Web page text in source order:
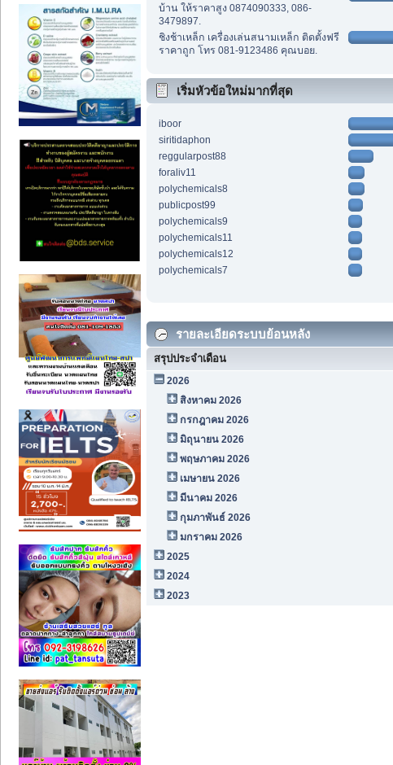
บ้าน ให้ราคาสูง 0874090333, 086-
3479897.
ชิงช้าเหล็ก เครื่องเล่นสนามเหล็ก ติดตั้งฟรี
ราคาถูก โทร 081-9123486 คุณบอย.
เริ่มหัวข้อใหม่มากที่สุด
iboor
siritidaphon
reggularpost88
foraliv11
polychemicals8
publicpost99
polychemicals9
polychemicals11
polychemicals12
polychemicals7
รายละเอียดระบบย้อนหลัง
สรุปประจำเดือน
2026
สิงหาคม 2026
กรกฎาคม 2026
มิถุนายน 2026
พฤษภาคม 2026
เมษายน 2026
มีนาคม 2026
กุมภาพันธ์ 2026
มกราคม 2026
2025
2024
2023